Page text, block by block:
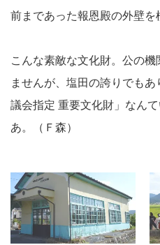
前まであった報恩殿の外壁を
こんな素敵な文化財。公の
ませんが、塩田の誇りでも
議会指定 重要文化財」なん
あ。（Ｆ森）